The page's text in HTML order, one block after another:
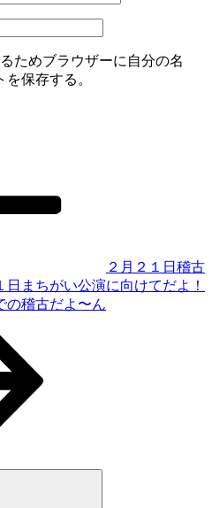
ためブラウザーに自分の名
保存する。
２月２１日稽古
まちがい公演に向けてだよ！
の稽古だよ〜ん